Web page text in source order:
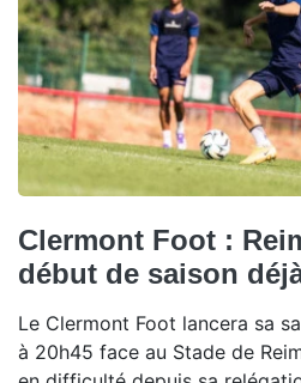
Clermont Foot :
début de saison
Le Clermont Foot lancera sa
à 20h45 face au Stade de